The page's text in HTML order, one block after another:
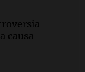
causa